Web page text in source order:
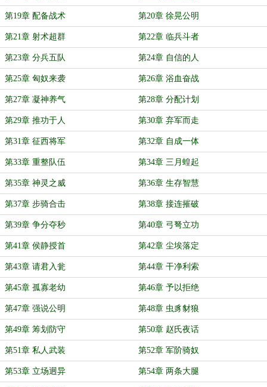
第19章 配备战术 第20章 徐晃公明
第21章 射术超群 第22章 临兵斗者
第23章 分兵五队 第24章 自信的人
第25章 匈奴来袭 第26章 浴血奋战
第27章 凝神养气 第28章 分配计划
第29章 推功于人 第30章 弃军而走
第31章 征西将军 第32章 自成一体
第33章 重整队伍 第34章 三月蝗起
第35章 神灵之威 第36章 生存智慧
第37章 步骑合击 第38章 接连摧破
第39章 争分夺秒 第40章 弓弩立功
第41章 侯静授首 第42章 尘埃落定
第43章 请君入瓮 第44章 干净利索
第45章 孤寡老幼 第46章 予以拒绝
第47章 强说公明 第48章 虫豸豺狼
第49章 筹划防守 第50章 赵氏夜话
第51章 私人武装 第52章 军阶骑奴
第53章 立场迥异 第54章 两条大腿